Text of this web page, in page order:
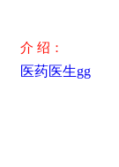
介 绍：
医药医生gg